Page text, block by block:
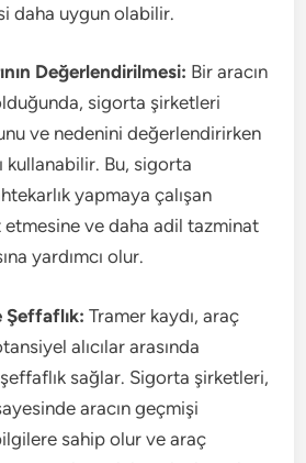
daha uygun olabilir.
Değerlendirilmesi: Bir aracın
sigorta şirketleri
ve nedenini değerlendirirken
kullanabilir. Bu, sigorta
yapmaya çalışan
etmesine ve daha adil tazminat
yardımcı olur.
Şeffaflık: Tramer kaydı, araç
alıcılar arasında
sağlar. Sigorta şirketleri,
aracın geçmişi
sahip olur ve araç